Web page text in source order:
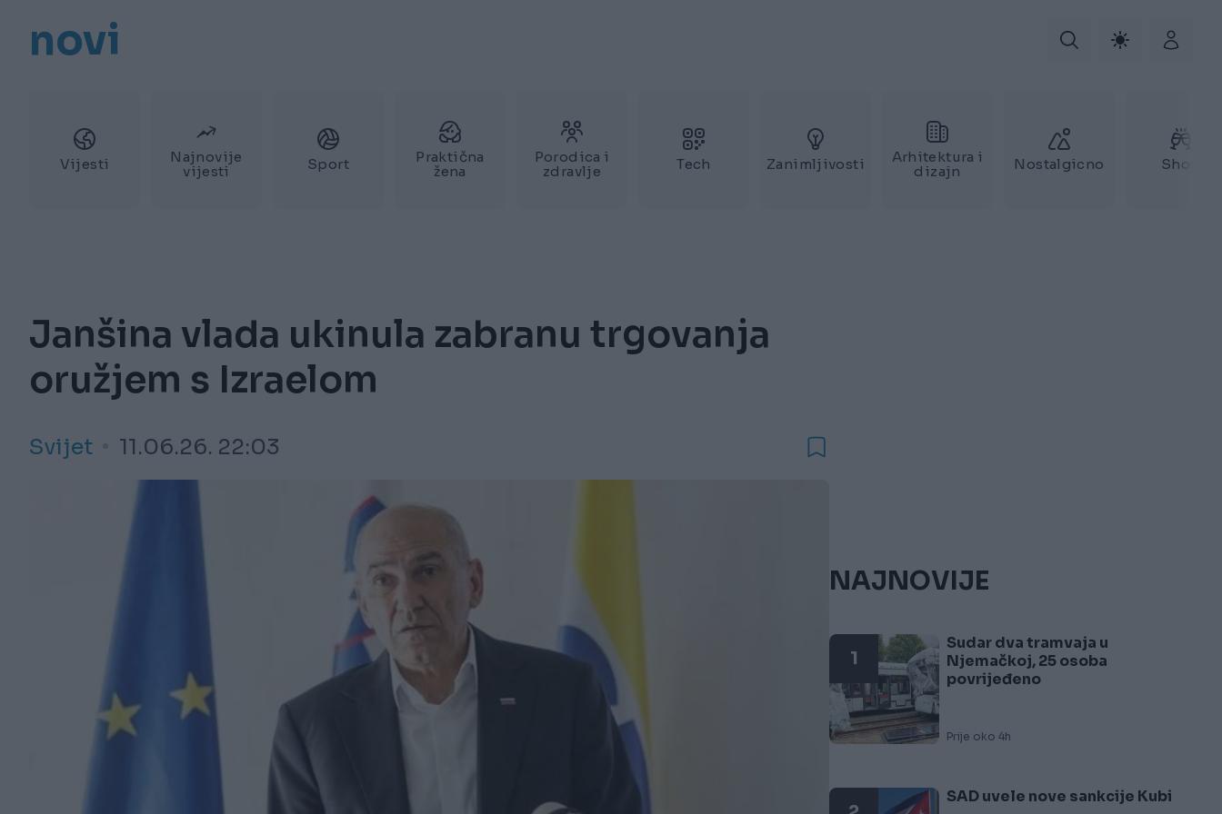
novi
Vijesti
Najnovije
vijesti
Sport
Praktična
žena
Porodica i
zdravlje
Tech Zanimljivosti
Arhitektura i
dizajn
Nostalgicno Show
Janšina vlada ukinula zabranu trgovanja
oružjem s Izraelom
Svijet 11.06.26. 22:03
NAJNOVIJE
1
Sudar dva tramvaja u
Njemačkoj, 25 osoba
povrijeđeno
Prije oko 4h
SAD uvele nove sankcije Kubi